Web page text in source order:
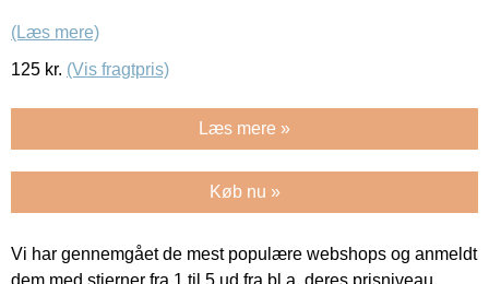
(Læs mere)
125 kr. (Vis fragtpris)
Læs mere »
Køb nu »
Vi har gennemgået de mest populære webshops og anmeldt
dem med stjerner fra 1 til 5 ud fra bl.a. deres prisniveau,